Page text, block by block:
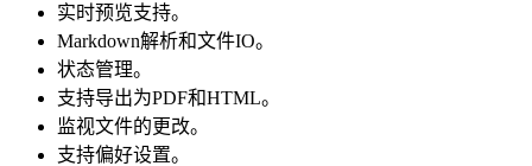
实时预览支持。
Markdown解析和文件IO。
状态管理。
支持导出为PDF和HTML。
监视文件的更改。
支持偏好设置。